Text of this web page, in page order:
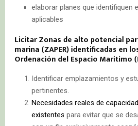
elaborar planes que identifiquen
aplicables
Licitar Zonas de alto potencial
marina (ZAPER) identificadas en
Ordenación del Espacio Marítimo
Identificar emplazamientos y
pertinentes.
Necesidades reales de
existentes para evitar que se